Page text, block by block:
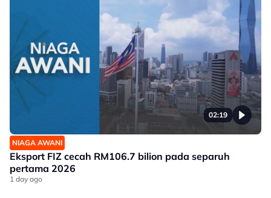
02:19
NIAGA AWANI
Eksport FIZ cecah RM106.7 bilion pada separuh
pertama 2026
1 day ago